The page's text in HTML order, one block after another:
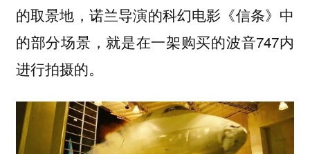
的取景地 ，诺兰导演的科幻电影《信条》中
的部分场景，就是在一架购买的波音747内
进行拍摄的。